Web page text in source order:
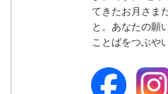
てきたお月さま
と。あなたの願
ことばをつぶや